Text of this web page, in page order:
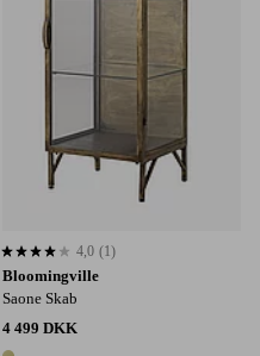
Bloomingville
Saone Skab
4 499 DKK
4,0 baseret på 1 bedømmelser
4,0 (1)